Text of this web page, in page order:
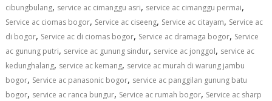
cibungbulang, service ac cimanggu asri, service ac cimanggu permai,
Service ac ciomas bogor, Service ac ciseeng, Service ac citayam, Service ac
di bogor, Service ac di ciomas bogor, Service ac dramaga bogor, Service
ac gunung putri, service ac gunung sindur, service ac jonggol, service ac
kedunghalang, service ac kemang, service ac murah di warung jambu
bogor, Service ac panasonic bogor, service ac panggilan gunung batu
bogor, service ac ranca bungur, Service ac rumah bogor, Service ac sharp